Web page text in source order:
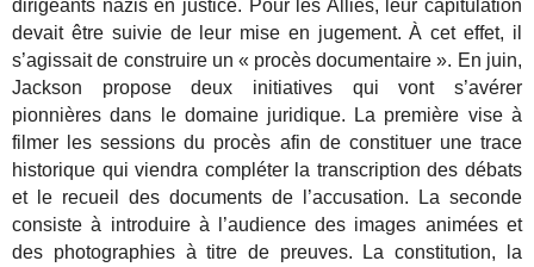
dirigeants nazis en justice. Pour les Alliés, leur capitulation
devait être suivie de leur mise en jugement. À cet effet, il
s’agissait de construire un « procès documentaire ». En juin,
Jackson propose deux initiatives qui vont s’avérer
pionnières dans le domaine juridique. La première vise à
filmer les sessions du procès afin de constituer une trace
historique qui viendra compléter la transcription des débats
et le recueil des documents de l’accusation. La seconde
consiste à introduire à l’audience des images animées et
des photographies à titre de preuves. La constitution, la